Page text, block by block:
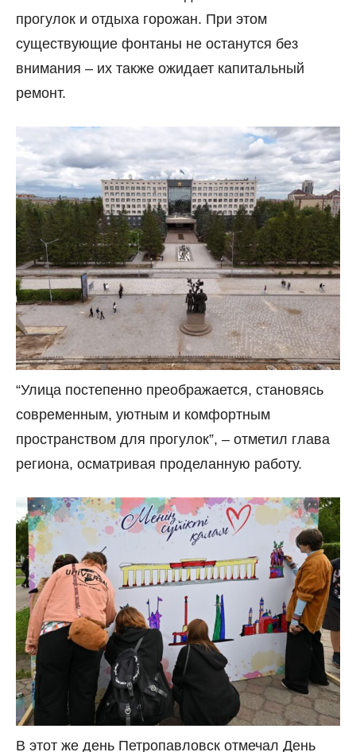
прогулок и отдыха горожан. При этом
существующие фонтаны не останутся без
внимания – их также ожидает капитальный
ремонт.
“Улица постепенно преображается, становясь
современным, уютным и комфортным
пространством для прогулок”, – отметил глава
региона, осматривая проделанную работу.
В этот же день Петропавловск отмечал День